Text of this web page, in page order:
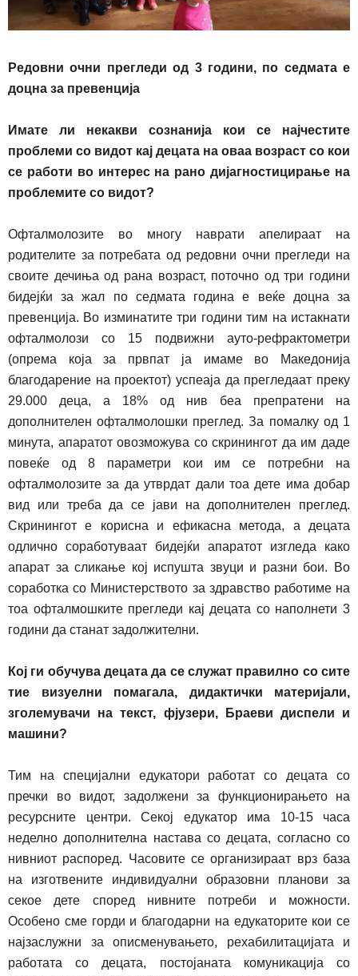
Редовни очни прегледи од 3години, по седмата е
доцна за превенција
Имате ли некакви сознанија кои се најчестите
проблеми со видот кај децата на оваа возраст со кои
се работи во интерес на рано дијагностицирање на
проблемите со видот?
Офталмолозите во многу наврати апелираат на
родителите за потребата од редовни очни прегледи на
своите дечиња од рана возраст, поточно од три години
бидејќи за жал по седмата година е веќе доцна за
превенција. Во изминатите три години тим на истакнати
офталмолози со 15 подвижни ауто-рефрактометри
(опрема која за првпат ја имаме во Македонија
благодарение на проектот) успеаја да прегледаат преку
29.000 деца, а 18% од нив беа препратени на
дополнителен офталмолошки преглед. За помалку од 1
минута, апаратот овозможува со скринингот да им даде
повеќе од 8 параметри кои им се потребни на
офталмолозите за да утврдат дали тоа дете има добар
вид или треба да се јави на дополнителен преглед.
Скринингот е корисна и ефикасна метода, а децата
одлично соработуваат бидејќи апаратот изгледа како
апарат за сликање кој испушта звуци и разни бои. Во
соработка со Министерството за здравство работиме на
тоа офталмошките прегледи кај децата со наполнети 3
години да станат задолжителни.
Кој ги обучува децата да се служат правилно со сите
тие визуелни помагала, дидактички материјали,
зголемувачи на текст, фјузери, Браеви диспели и
машини?
Тим на специјални едукатори работат со децата со
пречки во видот, задолжени за функционирањето на
ресурсните центри. Секој едукатор има 10-15 часа
неделно дополнителна настава со децата, согласно со
нивниот распоред. Часовите се организираат врз база
на изготвените индивидуални образовни планови за
секое дете според нивните потреби и можности.
Особено сме горди и благодарни на едукаторите кои се
најзаслужни за описменувањето, рехабилитацијата и
работата со децата, постојаната комуникација со